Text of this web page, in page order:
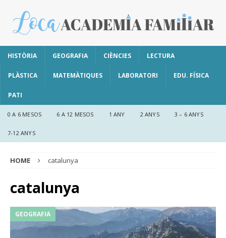
HISTÒRIA GEOGRAFIA CIÈNCIES LECTURA
PLÀSTICA MATEMÀTIQUES LABORATORI EDU. FÍSICA
PATI
0 A 6 MESOS 6 A 12 MESOS 1 ANY 2 ANYS 3 – 6 ANYS
7-12 ANYS
HOME catalunya
catalunya
GEOGRAFIA